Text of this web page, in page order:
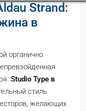
Strand:
в
органично
Studio Type в
стиль
желающих